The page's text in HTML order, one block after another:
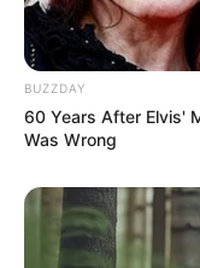
BUZZDAY
60 Years After Elvis'
Was Wrong